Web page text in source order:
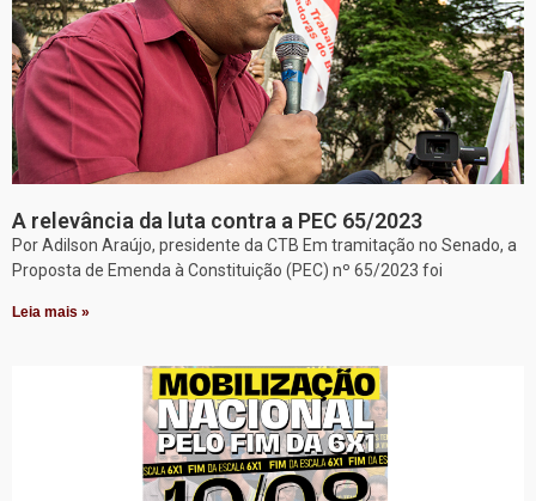
A relevância da luta contra a PEC 65/2023
Por Adilson Araújo, presidente da CTB Em tramitação no Senado, a
Proposta de Emenda à Constituição (PEC) nº 65/2023 foi
Leia mais »